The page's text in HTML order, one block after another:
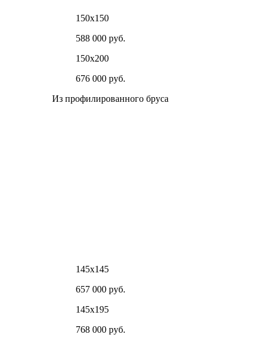
150х150
588 000 руб.
150х200
676 000 руб.
Из профилированного бруса
145х145
657 000 руб.
145х195
768 000 руб.